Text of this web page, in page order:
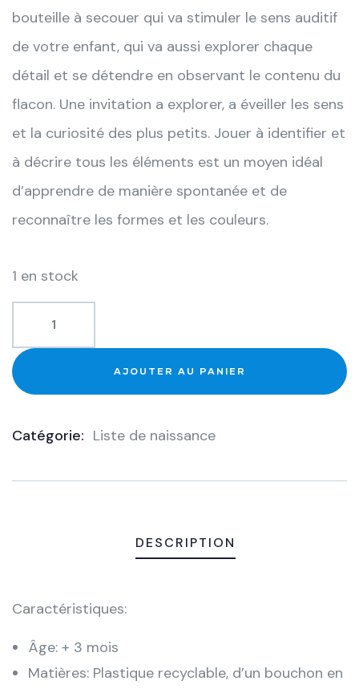
bouteille à secouer qui va stimuler le sens auditif
de votre enfant, qui va aussi explorer chaque
détail et se détendre en observant le contenu du
flacon. Une invitation a explorer, a éveiller les sens
et la curiosité des plus petits. Jouer à identifier et
à décrire tous les éléments est un moyen idéal
d’apprendre de manière spontanée et de
reconnaître les formes et les couleurs.
1 en stock
AJOUTER AU PANIER
Catégorie: Liste de naissance
DESCRIPTION
Caractéristiques:
Âge: + 3 mois
Matières: Plastique recyclable, d’un bouchon en